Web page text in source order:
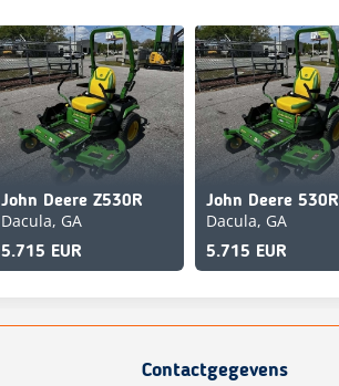
John Deere Z530R
Dacula, GA
5.715 EUR
John Deere 530R
Dacula, GA
5.715 EUR
Contactgegevens